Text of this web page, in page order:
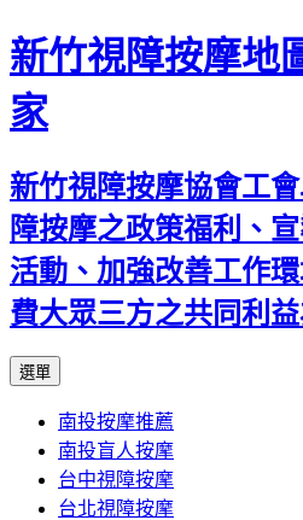
新竹視障按摩地
家
新竹視障按摩協會工
障按摩之政策福利、
活動、加強改善工作
費大眾三方之共同利益
選單
內
容
區
南投按摩推薦
南投盲人按摩
台中視障按摩
台北視障按摩